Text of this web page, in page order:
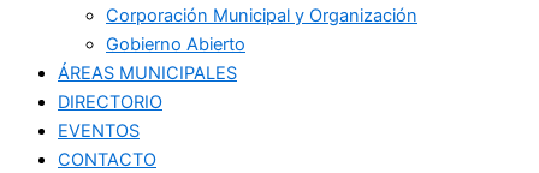
Corporación Municipal y Organización
Gobierno Abierto
ÁREAS MUNICIPALES
DIRECTORIO
EVENTOS
CONTACTO